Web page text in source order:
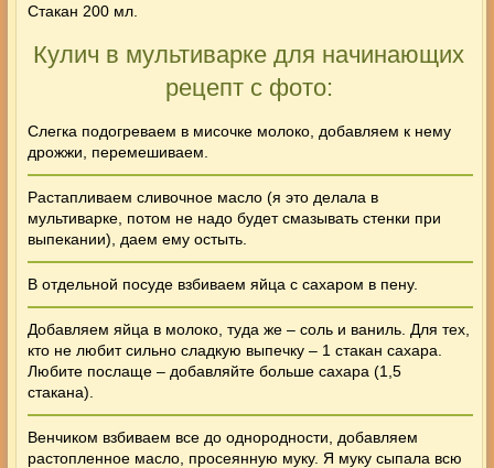
Стакан 200 мл.
Кулич в мультиварке для начинающих
рецепт с фото:
Слегка подогреваем в мисочке молоко, добавляем к нему
дрожжи, перемешиваем.
Растапливаем сливочное масло (я это делала в
мультиварке, потом не надо будет смазывать стенки при
выпекании), даем ему остыть.
В отдельной посуде взбиваем яйца с сахаром в пену.
Добавляем яйца в молоко, туда же – соль и ваниль. Для тех,
кто не любит сильно сладкую выпечку – 1 стакан сахара.
Любите послаще – добавляйте больше сахара (1,5
стакана).
Венчиком взбиваем все до однородности, добавляем
растопленное масло, просеянную муку. Я муку сыпала всю